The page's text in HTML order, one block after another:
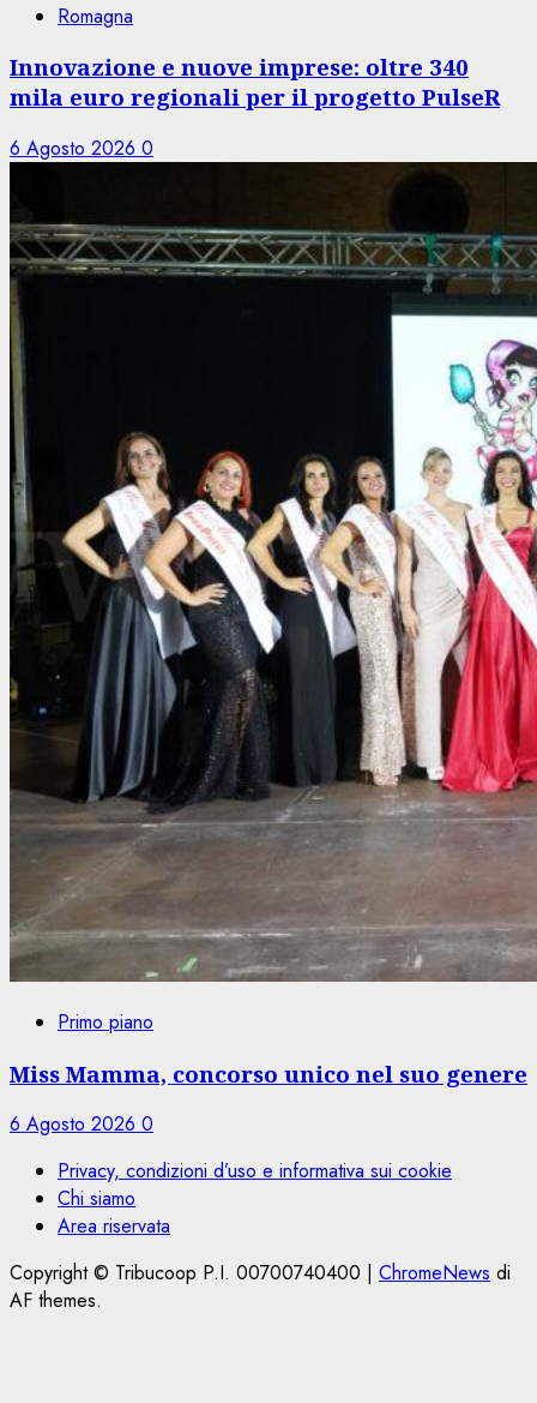
Romagna
Innovazione e nuove imprese: oltre 340
mila euro regionali per il progetto PulseR
6 Agosto 2026 0
Primo piano
Miss Mamma, concorso unico nel suo genere
6 Agosto 2026 0
Privacy, condizioni d’uso e informativa sui cookie
Chi siamo
Area riservata
Copyright © Tribucoop P.I. 00700740400 | ChromeNews di
AF themes.